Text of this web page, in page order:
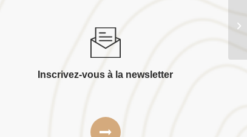
Inscrivez-vous à la newsletter